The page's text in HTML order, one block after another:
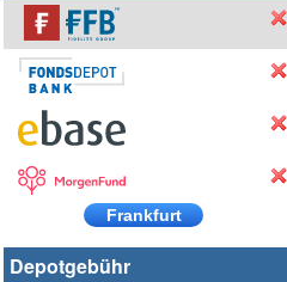
Frankfurt
Depotgebühr